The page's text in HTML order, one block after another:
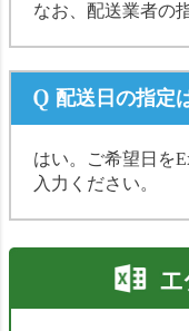
なお、配送業者の
配送日の指定
はい。ご希望日を
入力ください。